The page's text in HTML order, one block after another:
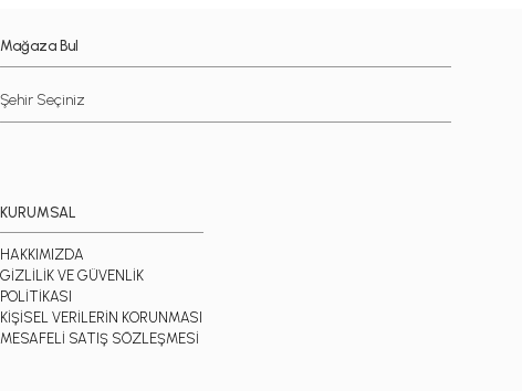
Mağaza Bul
KURUMSAL
HAKKIMIZDA
GİZLİLİK VE GÜVENLİK
POLİTİKASI
KİŞİSEL VERİLERİN KORUNMASI
MESAFELİ SATIŞ SÖZLEŞMESİ